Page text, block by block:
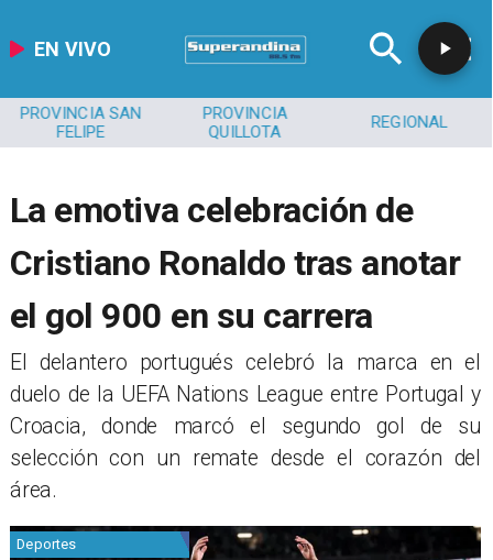
EN VIVO
PROVINCIA SAN
FELIPE
PROVINCIA
QUILLOTA
REGIONAL
La emotiva celebración de
Cristiano Ronaldo tras anotar
el gol 900 en su carrera
​El delantero portugués celebró la marca en el
duelo de la UEFA Nations League entre Portugal y
Croacia, donde marcó el segundo gol de su
selección con un remate desde el corazón del
área.
Deportes